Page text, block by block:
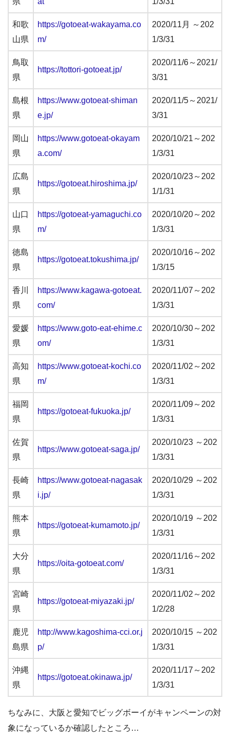
和歌
山県
https://gotoeat-wakayama.co
m/
2020/11月 ～202
1/3/31
鳥取
県
https://tottori-gotoeat.jp/
2020/11/6～2021/
3/31
島根
県
https://www.gotoeat-shiman
e.jp/
2020/11/5～2021/
3/31
岡山
県
https://www.gotoeat-okayam
a.com/
2020/10/21～202
1/3/31
広島
県
https://gotoeat.hiroshima.jp/
2020/10/23～202
1/1/31
山口
県
https://gotoeat-yamaguchi.co
m/
2020/10/20～202
1/3/31
徳島
県
https://gotoeat.tokushima.jp/
2020/10/16～202
1/3/15
香川
県
https://www.kagawa-gotoeat.
com/
2020/11/07～202
1/3/31
愛媛
県
https://www.goto-eat-ehime.c
om/
2020/10/30～202
1/3/31
高知
県
https://www.gotoeat-kochi.co
m/
2020/11/02～202
1/3/31
福岡
県
https://gotoeat-fukuoka.jp/
2020/11/09～202
1/3/31
佐賀
県
https://www.gotoeat-saga.jp/
2020/10/23 ～202
1/3/31
長崎
県
https://www.gotoeat-nagasak
i.jp/
2020/10/29 ～202
1/3/31
熊本
県
https://gotoeat-kumamoto.jp/
2020/10/19 ～202
1/3/31
大分
県
https://oita-gotoeat.com/
2020/11/16～202
1/3/31
宮崎
県
https://gotoeat-miyazaki.jp/
2020/11/02～202
1/2/28
鹿児
島県
http://www.kagoshima-cci.or.j
p/
2020/10/15 ～202
1/3/31
沖縄
県
https://gotoeat.okinawa.jp/
2020/11/17～202
1/3/31
ちなみに、大阪と愛知でビッグボーイがキャンペーンの対
象になっているか確認したところ…